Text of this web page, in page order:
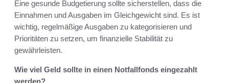
Eine gesunde Budgetierung sollte sicherstellen, dass die
Einnahmen und Ausgaben im Gleichgewicht sind. Es ist
wichtig, regelmäßige Ausgaben zu kategorisieren und
Prioritäten zu setzen, um finanzielle Stabilität zu
gewährleisten.
Wie viel Geld sollte in einen Notfallfonds eingezahlt
werden?